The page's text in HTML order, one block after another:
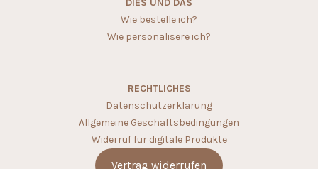
DIES UND DAS
Wie bestelle ich?
Wie personalisere ich?
RECHTLICHES
Datenschutzerklärung
Allgemeine Geschäftsbedingungen
Widerruf für digitale Produkte
Vertrag widerrufen